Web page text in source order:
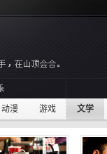
动漫 游戏 文学